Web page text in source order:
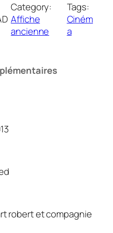
Category:
Affiche
ancienne
Tags:
Ciném
a
robert et compagnie